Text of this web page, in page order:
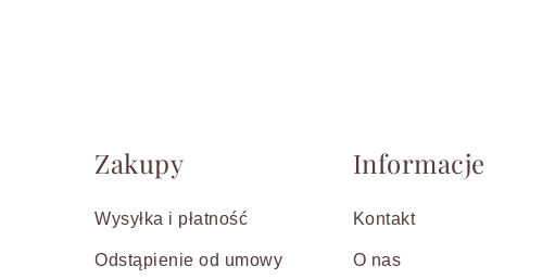
Zakupy
Wysyłka i płatność
Odstąpienie od umowy
Informacje
Kontakt
O nas